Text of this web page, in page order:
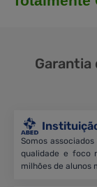
Garantia
Somos
qualidade e foco
milhões de alunos